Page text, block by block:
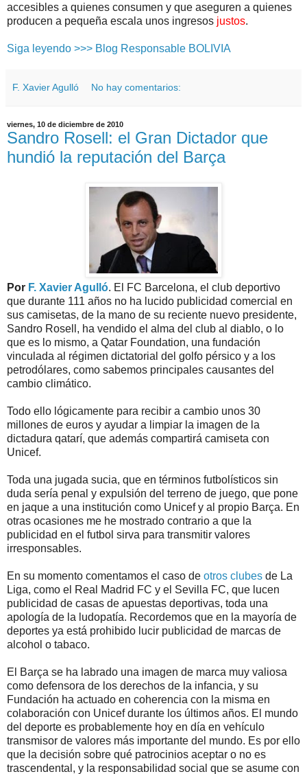
accesibles a quienes consumen y que aseguren a quienes
producen a pequeña escala unos ingresos justos.
Siga leyendo >>> Blog Responsable BOLIVIA
F. Xavier Agulló No hay comentarios:
viernes, 10 de diciembre de 2010
Sandro Rosell: el Gran Dictador que
hundió la reputación del Barça
Por F. Xavier Agulló. El FC Barcelona, el club deportivo
que durante 111 años no ha lucido publicidad comercial en
sus camisetas, de la mano de su reciente nuevo presidente,
Sandro Rosell, ha vendido el alma del club al diablo, o lo
que es lo mismo, a Qatar Foundation, una fundación
vinculada al régimen dictatorial del golfo pérsico y a los
petrodólares, como sabemos principales causantes del
cambio climático.
Todo ello lógicamente para recibir a cambio unos 30
millones de euros y ayudar a limpiar la imagen de la
dictadura qatarí, que además compartirá camiseta con
Unicef.
Toda una jugada sucia, que en términos futbolísticos sin
duda sería penal y expulsión del terreno de juego, que pone
en jaque a una institución como Unicef y al propio Barça. En
otras ocasiones me he mostrado contrario a que la
publicidad en el futbol sirva para transmitir valores
irresponsables.
En su momento comentamos el caso de otros clubes de La
Liga, como el Real Madrid FC y el Sevilla FC, que lucen
publicidad de casas de apuestas deportivas, toda una
apología de la ludopatía. Recordemos que en la mayoría de
deportes ya está prohibido lucir publicidad de marcas de
alcohol o tabaco.
El Barça se ha labrado una imagen de marca muy valiosa
como defensora de los derechos de la infancia, y su
Fundación ha actuado en coherencia con la misma en
colaboración con Unicef durante los últimos años. El mundo
del deporte es probablemente hoy en día en vehículo
transmisor de valores más importante del mundo. Es por ello
que la decisión sobre qué patrocinios aceptar o no es
trascendental, y la responsabilidad social que se asume con